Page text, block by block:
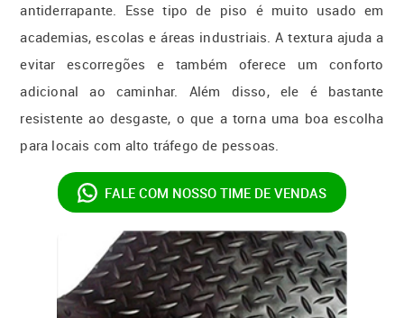
antiderrapante. Esse tipo de piso é muito usado em
academias, escolas e áreas industriais. A textura ajuda a
evitar escorregões e também oferece um conforto
adicional ao caminhar. Além disso, ele é bastante
resistente ao desgaste, o que a torna uma boa escolha
para locais com alto tráfego de pessoas.
FALE COM NOSSO TIME DE VENDAS